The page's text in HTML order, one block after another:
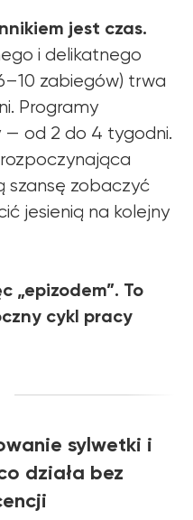
jest czas.
i delikatnego
zabiegów) trwa
Programy
od 2 do 4 tygodni.
szansę zobaczyć
jesienią na kolejny
„epizodem”. To
cykl pracy
sylwetki i
działa bez